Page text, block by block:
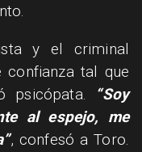
y el criminal
confianza tal que
psicópata.
“Soy
al espejo, me
, confesó a Toro.